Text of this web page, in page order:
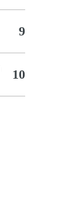
9
10